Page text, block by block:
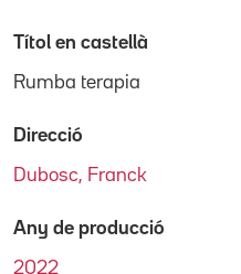
Títol en castellà
Rumba terapia
Direcció
Dubosc, Franck
Any de producció
2022